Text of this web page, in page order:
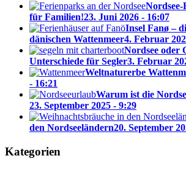
für Familien!23. Juni 2026 - 16:07
Insel Fanø –
dänischen Wattenmeer4. Februar
Nordsee oder
Unterschiede für Segler3. Februar
Weltnaturerbe
- 16:21
Warum ist die
23. September 2025 - 9:29
den Nordseeländern20. September
Kategorien